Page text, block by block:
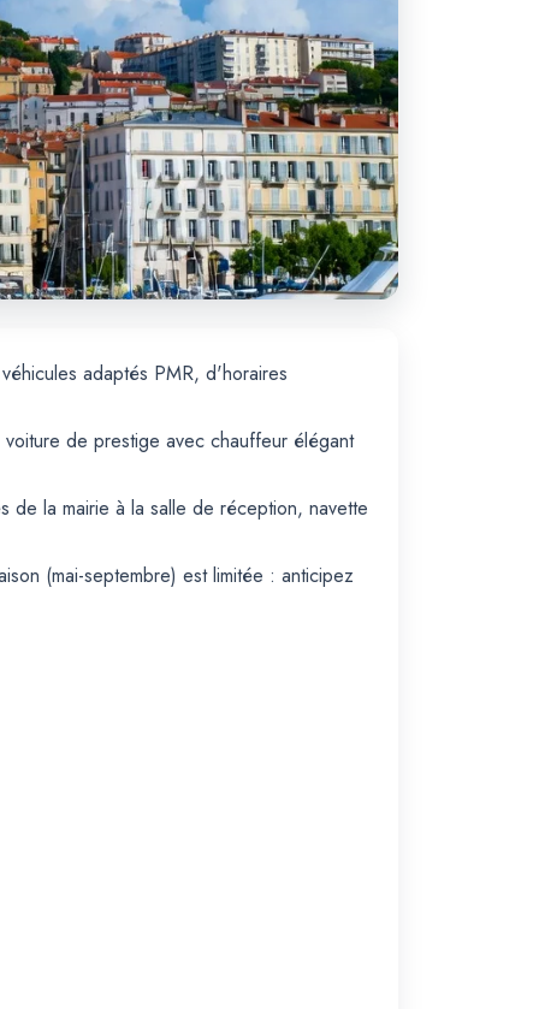
adaptés PMR, d'horaires
de prestige avec chauffeur élégant
de la mairie à la salle de réception, navette
(mai-septembre) est limitée : anticipez